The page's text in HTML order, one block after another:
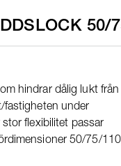
50/
hindrar dålig lukt
fastigheten under
flexibilitet passar
50/75/